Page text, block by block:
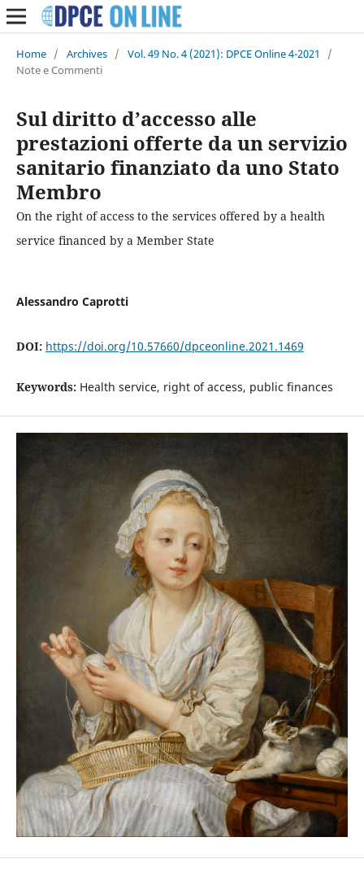
Home / Archives / Vol. 49 No. 4 (2021): DPCE Online 4-2021
/
Note e Commenti
Sul diritto d’accesso alle
prestazioni offerte da un servizio
sanitario finanziato da uno Stato
Membro
On the right of access to the services offered by a health
service financed by a Member State
Alessandro Caprotti
DOI: https://doi.org/10.57660/dpceonline.2021.1469
Keywords: Health service, right of access, public finances